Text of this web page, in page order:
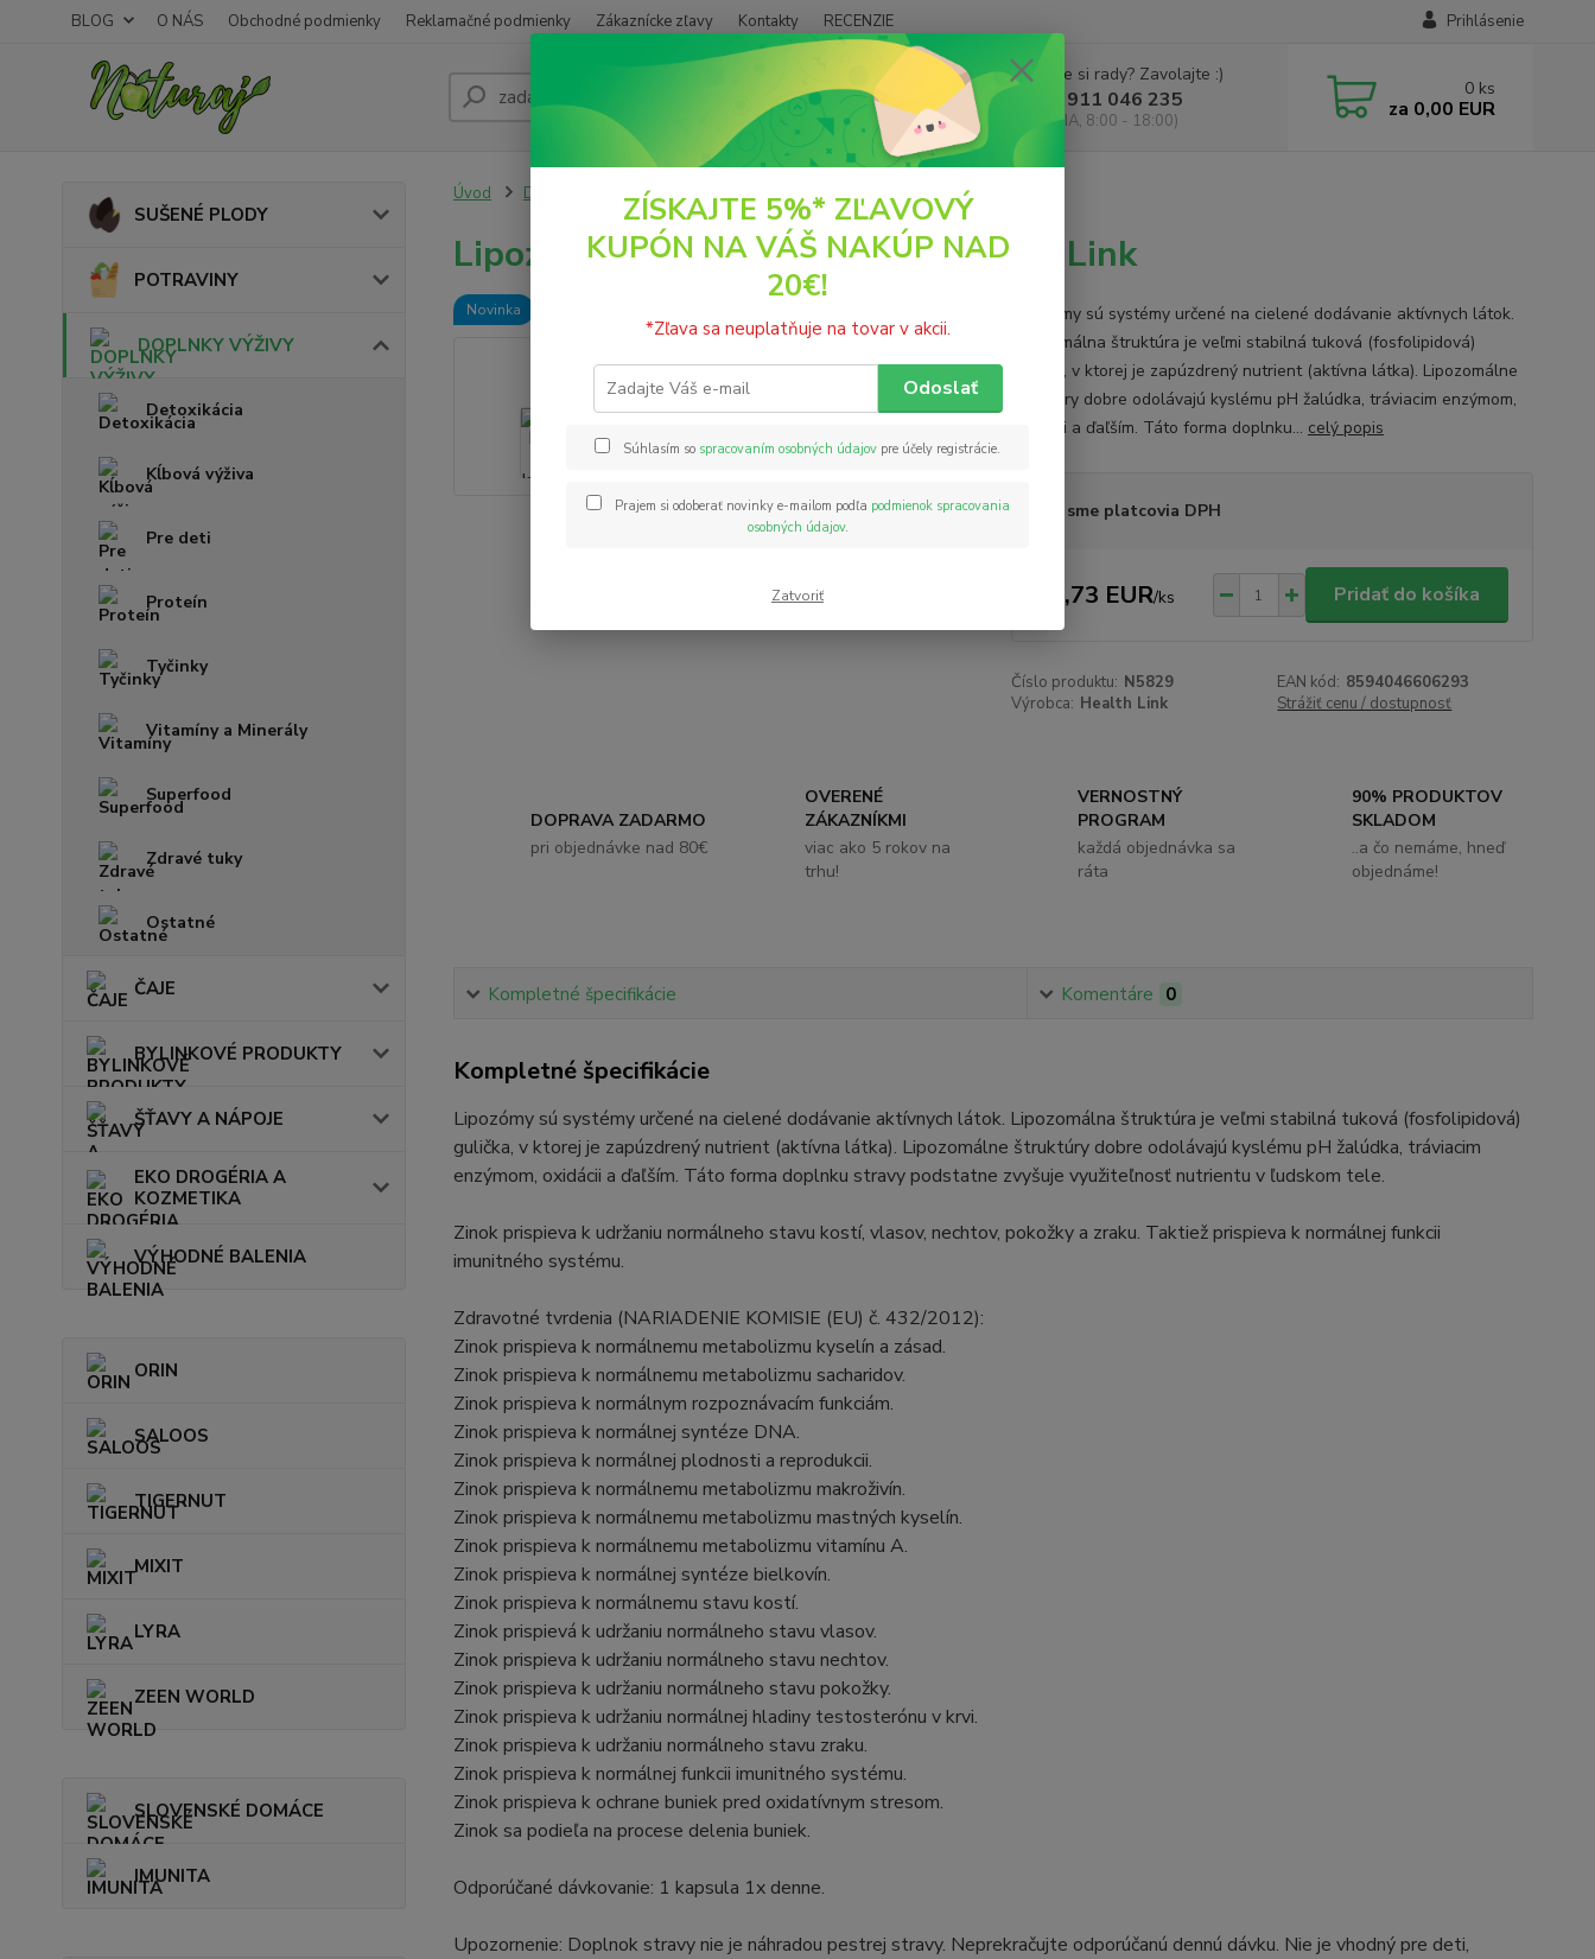
BLOG O NÁS Obchodné podmienky Reklamačné podmienky Zákaznícke zľavy Kontakty RECENZIE Prihlásenie
Hľadať
Neviete si rady? Zavolajte :)
+421 911 046 235
(PO - PIA, 8:00 - 18:00)
0 ks
za 0,00 EUR
SUŠENÉ PLODY
POTRAVINY
DOPLNKY VÝŽIVY
Detoxikácia
Kĺbová výživa
Pre deti
Proteín
Tyčinky
Vitamíny a Minerály
Superfood
Zdravé tuky
Ostatné
ČAJE
BYLINKOVÉ PRODUKTY
ŠŤAVY A NÁPOJE
EKO DROGÉRIA A
KOZMETIKA
VÝHODNÉ BALENIA
ORIN
SALOOS
TIGERNUT
MIXIT
LYRA
ZEEN WORLD
SLOVENSKÉ DOMÁCE
IMUNITA
Úvod DOPLNKY VÝŽIVY Lipozomálny zinok 60 kapsúl Health Link
Lipozomálny zinok 60 kapsúl Health Link
Novinka
Lipozómy sú systémy určené na cielené dodávanie aktívnych látok.
Lipozomálna štruktúra je veľmi stabilná tuková (fosfolipidová)
gulička, v ktorej je zapúzdrený nutrient (aktívna látka). Lipozomálne
štruktúry dobre odolávajú kyslému pH žalúdka, tráviacim enzýmom,
oxidácii a ďaľším. Táto forma doplnku... celý popis
Nie sme platcovia DPH
18,73 EUR/ks Pridať do košíka
Číslo produktu: N5829 EAN kód: 8594046606293
Výrobca: Health Link Strážiť cenu / dostupnosť
DOPRAVA ZADARMO
pri objednávke nad 80€
OVERENÉ
ZÁKAZNÍKMI
viac ako 5 rokov na
trhu!
VERNOSTNÝ
PROGRAM
každá objednávka sa
ráta
90% PRODUKTOV
SKLADOM
..a čo nemáme, hneď
objednáme!
Kompletné špecifikácie Komentáre 0
Kompletné špecifikácie
Lipozómy sú systémy určené na cielené dodávanie aktívnych látok. Lipozomálna štruktúra je veľmi stabilná tuková (fosfolipidová)
gulička, v ktorej je zapúzdrený nutrient (aktívna látka). Lipozomálne štruktúry dobre odolávajú kyslému pH žalúdka, tráviacim
enzýmom, oxidácii a ďaľším. Táto forma doplnku stravy podstatne zvyšuje využiteľnosť nutrientu v ľudskom tele.
Zinok prispieva k udržaniu normálneho stavu kostí, vlasov, nechtov, pokožky a zraku. Taktiež prispieva k normálnej funkcii
imunitného systému.
Zdravotné tvrdenia (NARIADENIE KOMISIE (EU) č. 432/2012):
Zinok prispieva k normálnemu metabolizmu kyselín a zásad.
Zinok prispieva k normálnemu metabolizmu sacharidov.
Zinok prispieva k normálnym rozpoznávacím funkciám.
Zinok prispieva k normálnej syntéze DNA.
Zinok prispieva k normálnej plodnosti a reprodukcii.
Zinok prispieva k normálnemu metabolizmu makroživín.
Zinok prispieva k normálnemu metabolizmu mastných kyselín.
Zinok prispieva k normálnemu metabolizmu vitamínu A.
Zinok prispieva k normálnej syntéze bielkovín.
Zinok prispieva k normálnemu stavu kostí.
Zinok prispievá k udržaniu normálneho stavu vlasov.
Zinok prispieva k udržaniu normálneho stavu nechtov.
Zinok prispieva k udržaniu normálneho stavu pokožky.
Zinok prispieva k udržaniu normálnej hladiny testosterónu v krvi.
Zinok prispieva k udržaniu normálneho stavu zraku.
Zinok prispieva k normálnej funkcii imunitného systému.
Zinok prispieva k ochrane buniek pred oxidatívnym stresom.
Zinok sa podieľa na procese delenia buniek.
Odporúčané dávkovanie: 1 kapsula 1x denne.
Upozornenie: Doplnok stravy nie je náhradou pestrej stravy. Neprekračujte odporúčanú dennú dávku. Nie je vhodný pre deti,
ZÍSKAJTE 5%* ZĽAVOVÝ
KUPÓN NA VÁŠ NAKÚP NAD
20€!
*Zľava sa neuplatňuje na tovar v akcii.
Odoslať
Súhlasím so spracovaním osobných údajov pre účely registrácie.
Prajem si odoberať novinky e-mailom podľa podmienok spracovania
osobných údajov.
Zatvoriť